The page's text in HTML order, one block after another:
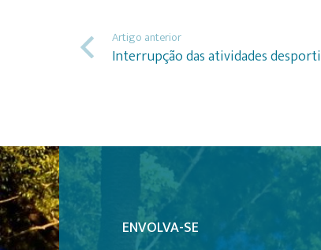
Artigo anterior
Interrupção das atividades
ENVOLVA-SE